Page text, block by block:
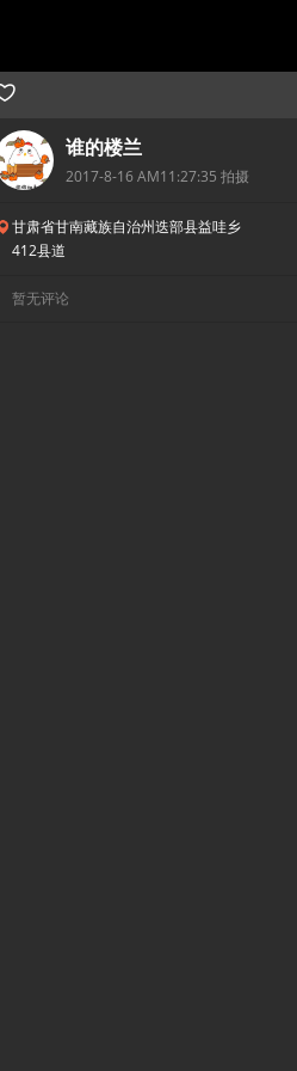
谁的楼兰
2017-8-16 AM11:27:35 拍摄
甘肃省甘南藏族自治州迭部县益哇乡
412县道
暂无评论